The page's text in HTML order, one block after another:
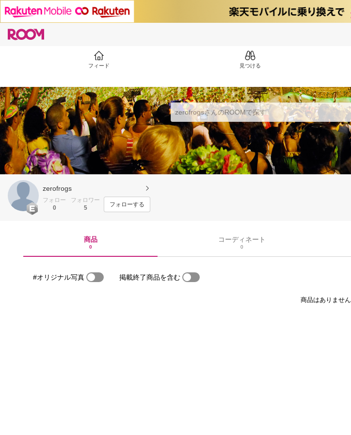
フィード 見つける
zerofrogs
フォロー
0
フォロワー
5
フォローする
商品
0
コーディネート
0
#オリジナル写真 掲載終了商品を含む
商品はありません